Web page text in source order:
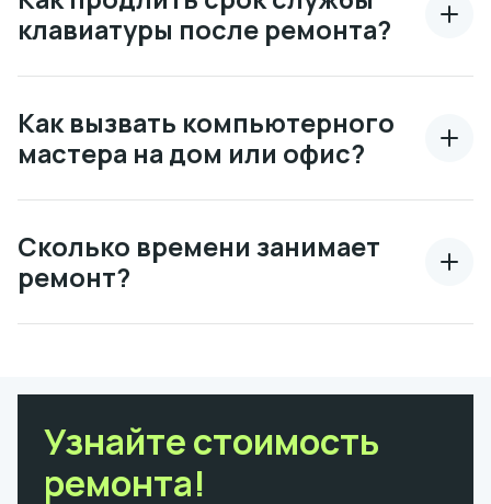
клавиатуры после ремонта?
Как вызвать компьютерного
мастера на дом или офис?
Сколько времени занимает
ремонт?
Узнайте стоимость
ремонта!